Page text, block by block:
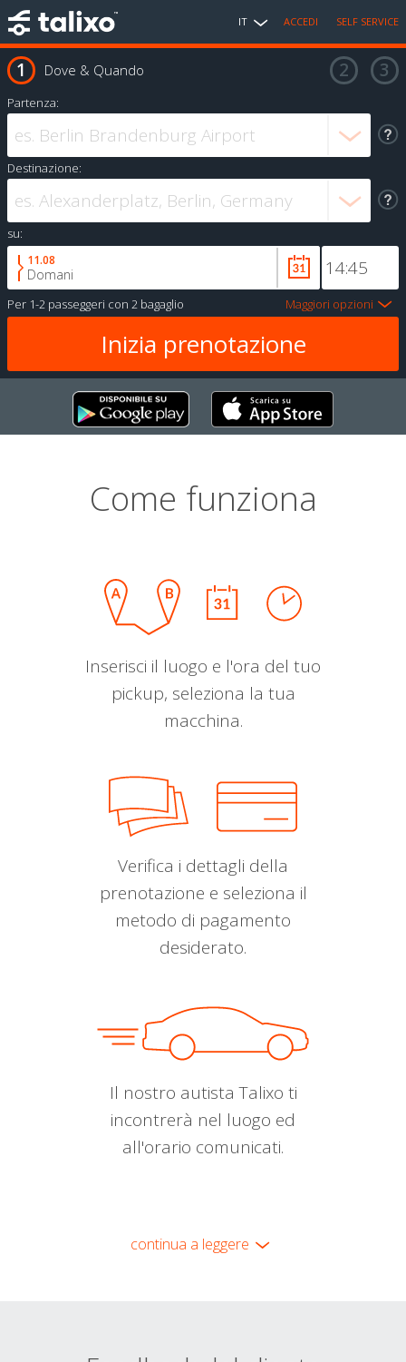
IT ACCEDI SELF SERVICE
Dove & Quando
Partenza:
Destinazione:
su:
11.08
Domani
Per 1-2 passeggeri con 2 bagaglio Maggiori opzioni
Come funziona
Inserisci il luogo e l'ora del tuo
pickup, seleziona la tua
macchina.
Verifica i dettagli della
prenotazione e seleziona il
metodo di pagamento
desiderato.
Il nostro autista Talixo ti
incontrerà nel luogo ed
all'orario comunicati.
continua a leggere